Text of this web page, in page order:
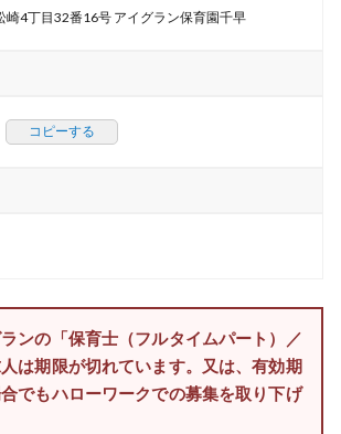
崎4丁目32番16号 アイグラン保育園千早
コピーする
ンの「保育士（フルタイムパート）／
は期限が切れています。又は、有効期
でもハローワークでの募集を取り下げ